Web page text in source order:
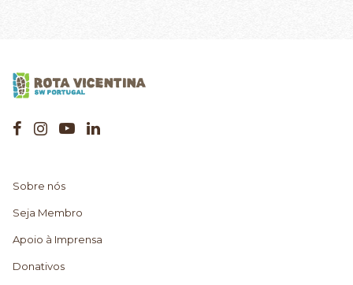
Sobre nós
Seja Membro
Apoio à Imprensa
Donativos